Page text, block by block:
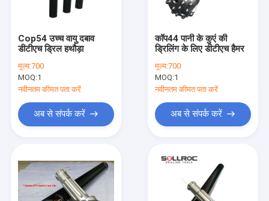
Cop54 उच्च वायु दबाव
डीटीएच ड्रिल हथौड़ा
मूल्य:700
MOQ:1
नवीनतम कीमत पता करें
अब से संपर्क करें
कॉप44 पानी के कुएं की
ड्रिलिंग के लिए डीटीएच हैमर
मूल्य:700
MOQ:1
नवीनतम कीमत पता करें
अब से संपर्क करें